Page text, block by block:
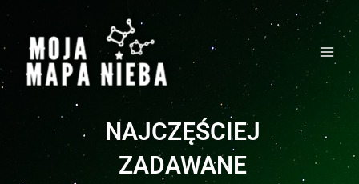
treści
MAIN
NAJCZĘŚCIEJ
ZADAWANE